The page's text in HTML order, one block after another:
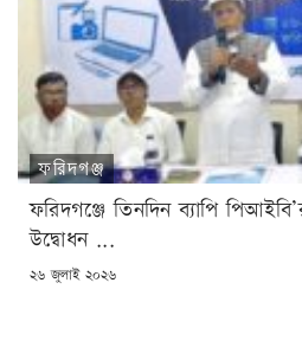
ফরিদগঞ্জ
ফরিদগঞ্জে তিনদিন ব্যাপি
উদ্বোধন ...
POSTED
২৬ জুলাই ২০২৬